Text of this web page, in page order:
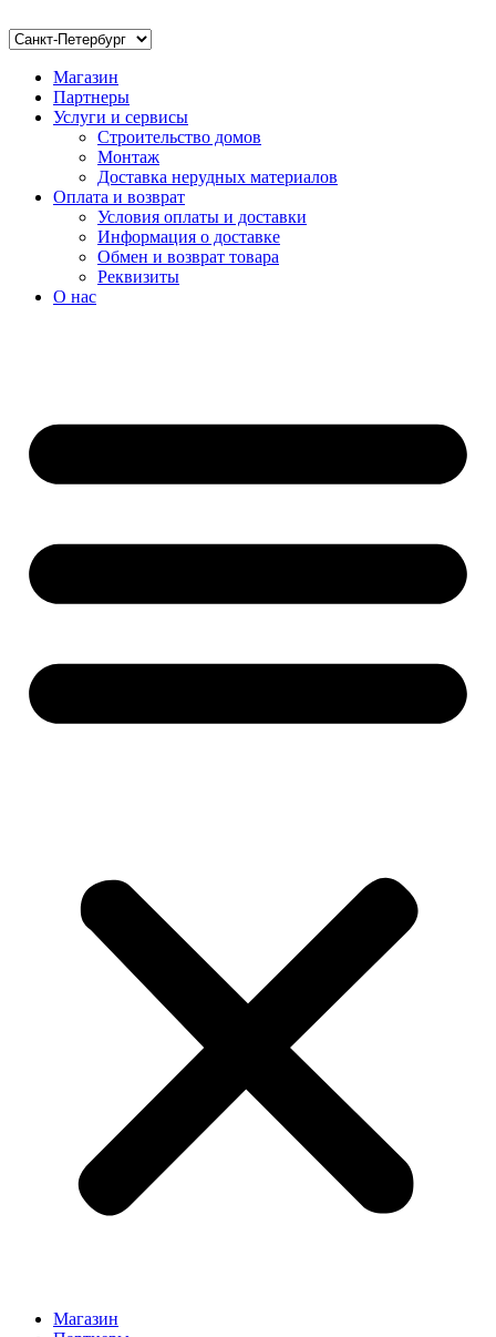
Магазин
Партнеры
Услуги и сервисы
Строительство домов
Монтаж
Доставка нерудных материалов
Оплата и возврат
Условия оплаты и доставки
Информация о доставке
Обмен и возврат товара
Реквизиты
О нас
Магазин